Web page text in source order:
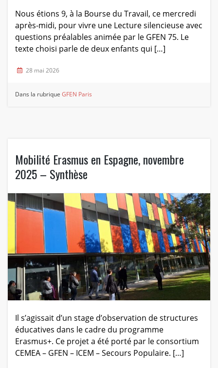
Nous étions 9, à la Bourse du Travail, ce mercredi
après-midi, pour vivre une Lecture silencieuse avec
questions préalables animée par le GFEN 75. Le
texte choisi parle de deux enfants qui […]
28 mai 2026
Dans la rubriqueGFEN Paris
Mobilité Erasmus en Espagne, novembre
2025 – Synthèse
Il s’agissait d’un stage d’observation de structures
éducatives dans le cadre du programme
Erasmus+. Ce projet a été porté par le consortium
CEMEA – GFEN – ICEM – Secours Populaire. […]